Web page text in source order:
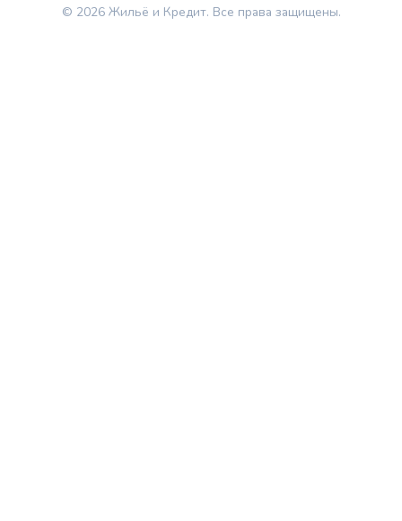
© 2026 Жильё и Кредит. Все права защищены.